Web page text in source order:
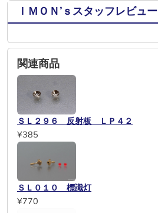
ＩＭＯＮ’ｓスタッフレビュー
関連商品
ＳＬ２９６ 反射板 ＬＰ４２
¥385
ＳＬ０１０ 標識灯
¥770